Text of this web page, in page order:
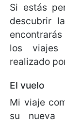
Si estás
descubrir
los viajes
realizado
El vuelo
Mi viaje
su nueva